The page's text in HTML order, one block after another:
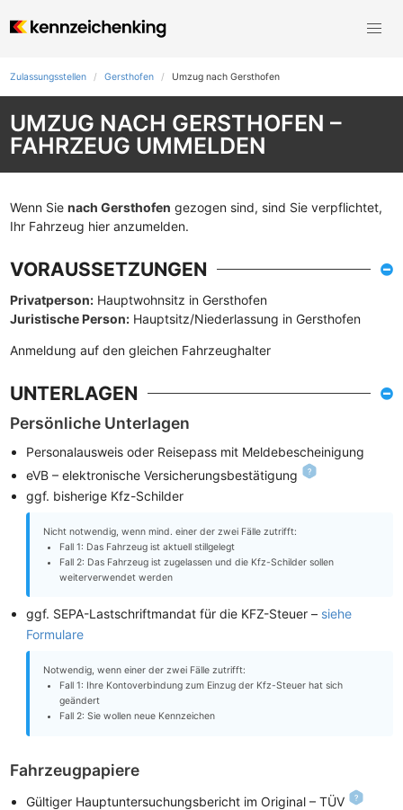
Zulassungsstellen Gersthofen Umzug nach Gersthofen
UMZUG NACH GERSTHOFEN –
FAHRZEUG UMMELDEN
Wenn Sie nach Gersthofen gezogen sind, sind Sie verpflichtet,
Ihr Fahrzeug hier anzumelden.
VORAUSSETZUNGEN
Privatperson: Hauptwohnsitz in Gersthofen
Juristische Person: Hauptsitz/Niederlassung in Gersthofen
Anmeldung auf den gleichen Fahrzeughalter
UNTERLAGEN
Persönliche Unterlagen
Personalausweis oder Reisepass mit Meldebescheinigung
eVB – elektronische Versicherungsbestätigung
ggf. bisherige Kfz-Schilder
Nicht notwendig, wenn mind. einer der zwei Fälle zutrifft:
Fall 1: Das Fahrzeug ist aktuell stillgelegt
Fall 2: Das Fahrzeug ist zugelassen und die Kfz-Schilder sollen
weiterverwendet werden
ggf. SEPA-Lastschriftmandat für die KFZ-Steuer – siehe
Formulare
Notwendig, wenn einer der zwei Fälle zutrifft:
Fall 1: Ihre Kontoverbindung zum Einzug der Kfz-Steuer hat sich
geändert
Fall 2: Sie wollen neue Kennzeichen
Fahrzeugpapiere
Gültiger Hauptuntersuchungsbericht im Original – TÜV